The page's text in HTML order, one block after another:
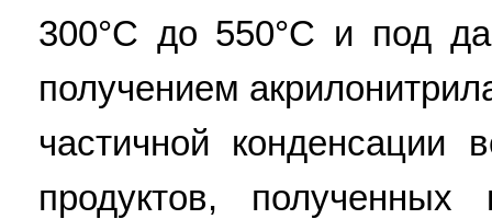
300°C до 550°C и под
получением
частичной
продуктов, полученных